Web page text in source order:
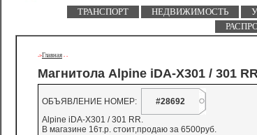
ТРАНСПОРТ НЕДВИЖИМОСТЬ
->Главная - -
Магнитола Alpine iDA-X301 / 301
ОБЪЯВЛЕНИЕ НОМЕР:
#28692
Alpine iDA-X301 / 301 RR.
В магазине 16т.р. стоит,продаю за 6500руб.